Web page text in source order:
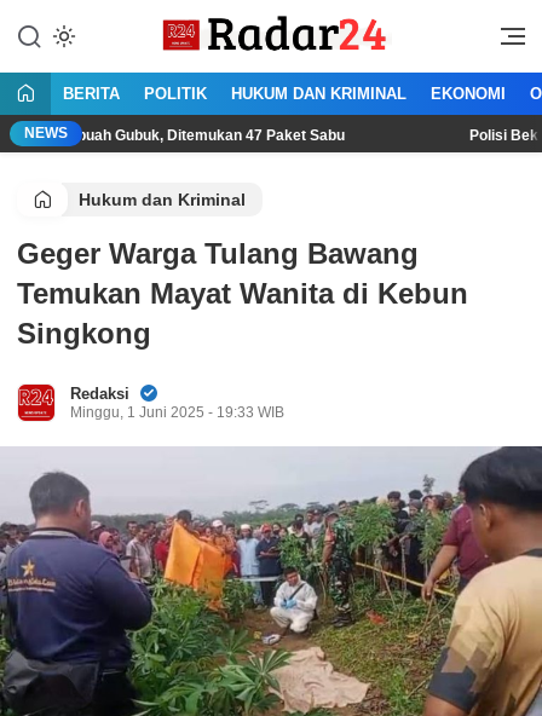
konten
Radar24.co.id
Jujur Lantang Bersuara
BERITA POLITIK HUKUM DAN KRIMINAL EKONOMI
NEWS
Gubuk, Ditemukan 47 Paket Sabu Polisi Bekuk Begal
Hukum dan Kriminal
Geger Warga Tulang Bawang
Temukan Mayat Wanita di Kebun
Singkong
Redaksi
Minggu, 1 Juni 2025 - 19:33 WIB